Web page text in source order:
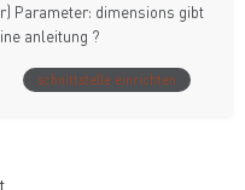
Parameter: dimensions gibt
anleitung ?
schnittstelle einrichten